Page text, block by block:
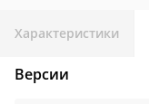
Характеристики
Версии